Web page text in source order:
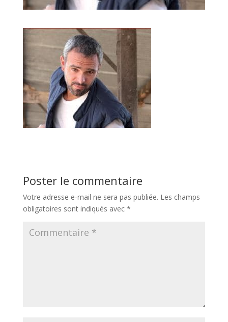
Poster le commentaire
Votre adresse e-mail ne sera pas publiée. Les champs
obligatoires sont indiqués avec *